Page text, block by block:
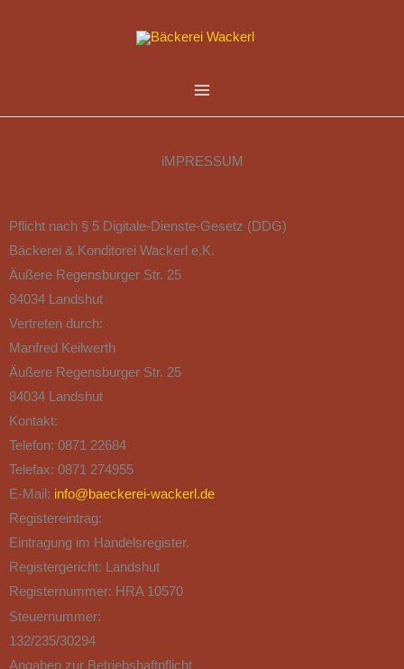
iMPRESSUM
Pflicht nach § 5 Digitale-Dienste-Gesetz (DDG)
Bäckerei & Konditorei Wackerl e.K.
Äußere Regensburger Str. 25
84034 Landshut
Vertreten durch:
Manfred Keilwerth
Äußere Regensburger Str. 25
84034 Landshut
Kontakt:
Telefon: 0871 22684
Telefax: 0871 274955
E-Mail: info@baeckerei-wackerl.de
Registereintrag:
Eintragung im Handelsregister.
Registergericht: Landshut
Registernummer: HRA 10570
Steuernummer:
132/235/30294
Angaben zur Betriebshaftpflicht